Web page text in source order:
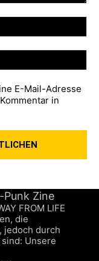
E-Mail-Adresse
in
FROM LIFE
die
jedoch durch
Unsere